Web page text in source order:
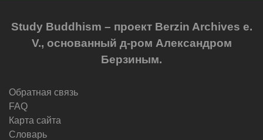
Study Buddhism – проект Berzin Archives e.
V., основанный д-ром Александром
Берзиным.
Обратная связь
FAQ
Карта сайта
Словарь